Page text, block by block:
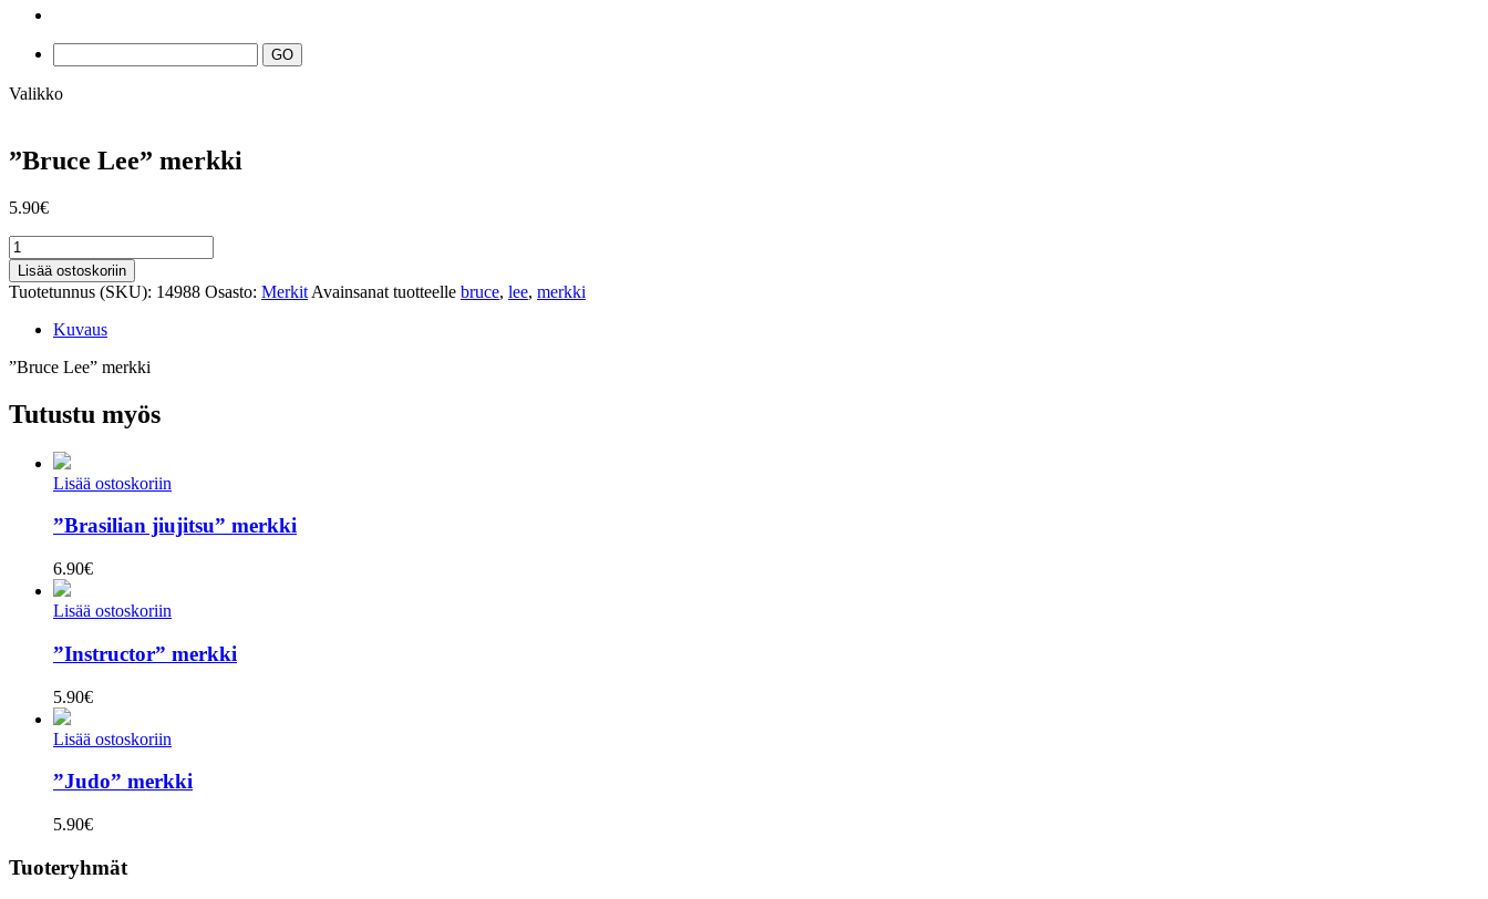
Valikko
”Bruce Lee” merkki
5.90€
"Bruce
Lee"
merkki
määrä
Lisää ostoskoriin
Tuotetunnus (SKU): 14988 Osasto: Merkit Avainsanat tuotteelle bruce, lee, merkki
Kuvaus
”Bruce Lee” merkki
Tutustu myös
Lisää ostoskoriin
”Brasilian jiujitsu” merkki
6.90€
Lisää ostoskoriin
”Instructor” merkki
5.90€
Lisää ostoskoriin
”Judo” merkki
5.90€
Tuoteryhmät